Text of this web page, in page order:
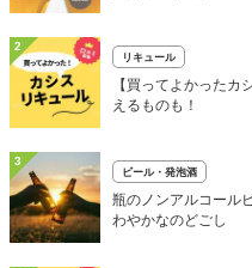
2
リキュール
【買ってよかったカ
えるものも！
3
ビール・発泡酒
瓶のノンアルコール
わやかなのどごし